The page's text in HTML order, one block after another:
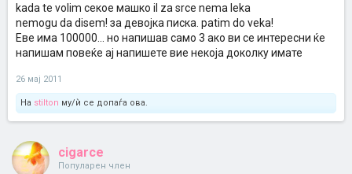
kada te volim секое машко il za srce nema leka
nemogu da disem! за девојка писка. patim do veka!
Еве има 100000... но напишав само 3 ако ви се интересни ќе
напишам повеќе ај напишете вие некоја доколку имате
26 мај 2011
На stilton му/ѝ се допаѓа ова.
cigarce
Популарен член